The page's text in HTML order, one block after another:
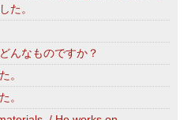
た。
んなものですか？
。
。